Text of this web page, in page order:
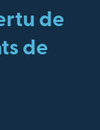
de
de